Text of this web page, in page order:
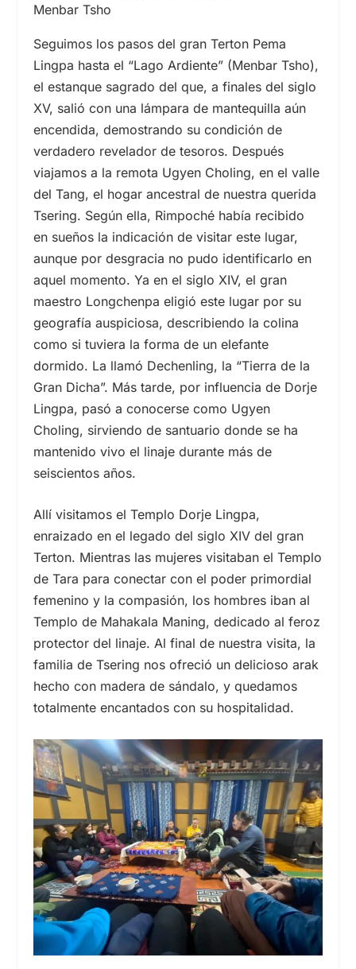
Menbar Tsho
Seguimos los pasos del gran Terton Pema
Lingpa hasta el “Lago Ardiente” (Menbar Tsho),
el estanque sagrado del que, a finales del siglo
XV, salió con una lámpara de mantequilla aún
encendida, demostrando su condición de
verdadero revelador de tesoros. Después
viajamos a la remota Ugyen Choling, en el valle
del Tang, el hogar ancestral de nuestra querida
Tsering. Según ella, Rimpoché había recibido
en sueños la indicación de visitar este lugar,
aunque por desgracia no pudo identificarlo en
aquel momento. Ya en el siglo XIV,el gran
maestro Longchenpa eligió este lugar por su
geografía auspiciosa, describiendo la colina
como si tuviera la forma de un elefante
dormido. La llamó Dechenling, la “Tierra de la
Gran Dicha”. Más tarde, por influencia de Dorje
Lingpa, pasó a conocerse como Ugyen
Choling, sirviendo de santuario donde se ha
mantenido vivo el linaje durante más de
seiscientos años.
Allí visitamos el Templo Dorje Lingpa,
enraizado en el legado del siglo XIV del gran
Terton. Mientras las mujeres visitaban el Templo
de Tara para conectar con el poder primordial
femenino y la compasión, los hombres iban al
Templo de Mahakala Maning, dedicado al feroz
protector del linaje. Al final de nuestra visita, la
familia de Tsering nos ofreció un delicioso arak
hecho con madera de sándalo, y quedamos
totalmente encantados con su hospitalidad.